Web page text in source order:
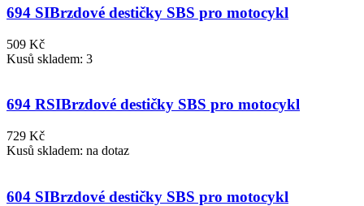
694 SIBrzdové destičky SBS pro motocykl
509 Kč
Kusů skladem: 3
694 RSIBrzdové destičky SBS pro motocykl
729 Kč
Kusů skladem: na dotaz
604 SIBrzdové destičky SBS pro motocykl